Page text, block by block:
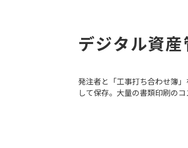
デジタル資
発注者と「工事打ち合わせ簿
して保存。大量の書類印刷の